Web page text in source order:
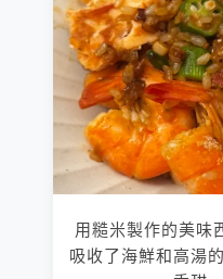
用糙米製作的美味
吸收了海鮮和高湯